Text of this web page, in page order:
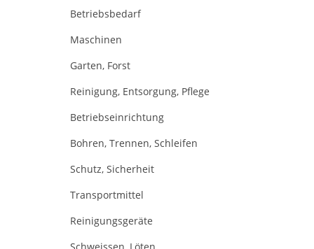
Betriebsbedarf
Maschinen
Garten, Forst
Reinigung, Entsorgung, Pflege
Betriebseinrichtung
Bohren, Trennen, Schleifen
Schutz, Sicherheit
Transportmittel
Reinigungsgeräte